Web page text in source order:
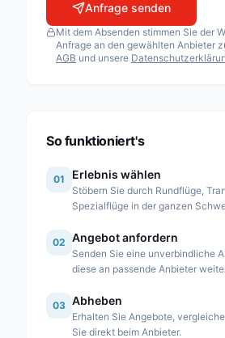
Airport Helicopter AHB AG
Fuchs Helikopter AG
Heli Sitterdorf AG / Heli
Heli-TV SA
Linth Air Service AG
Mountain Flyers 80 Ltd
Partn’Air Management SA
Rose Helicopter AG
Simplon Air GmbH
Swiss Helicopter AG
Anfrage senden
Mit dem Absenden stimmen Sie der
Anfrage an den gewählten Anbieter
AGB und unsere
So funktioniert's
01 Erlebnis wählen
Stöbern Sie durch Rundflüge,
Spezialflüge in der ganzen
02 Angebot anfordern
Senden Sie eine unverbindliche
diese an passende Anbieter
03 Abheben
Erhalten Sie Angebote,
Sie direkt beim Anbieter.